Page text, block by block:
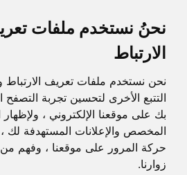
نحنُ نستخدم ملفات
الارتباط
نحن نستخدم ملفات تعريف الارتباط
التتبع الأخرى لتحسين تجربة التصفح
بك على موقعنا الإلكتروني ،
المخصص والإعلانات المستهدفة لك
حركة المرور على موقعنا ، وفهم من
زوارنا.
جميع الحقوق محفوظة لدنيا الوطن © 2003